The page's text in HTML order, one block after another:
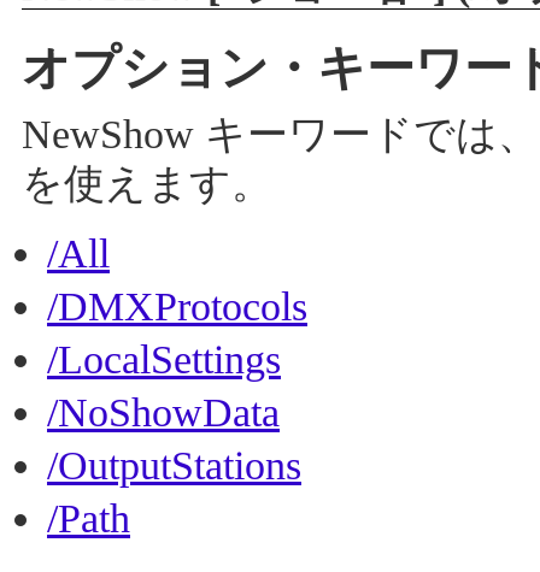
オプション・キーワー
NewShow キーワードでは
を使えます。
/All
/DMXProtocols
/LocalSettings
/NoShowData
/OutputStations
/Path